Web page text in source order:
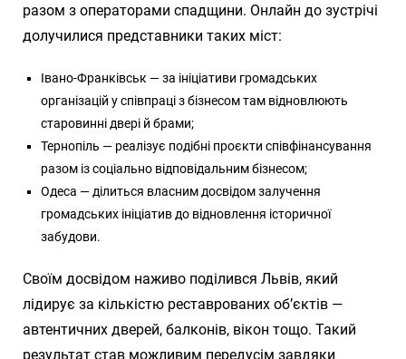
разом з операторами спадщини. Онлайн до зустрічі
долучилися представники таких міст:
Івано-Франківськ — за ініціативи громадських
організацій у співпраці з бізнесом там відновлюють
старовинні двері й брами;
Тернопіль — реалізує подібні проєкти співфінансування
разом із соціально відповідальним бізнесом;
Одеса — ділиться власним досвідом залучення
громадських ініціатив до відновлення історичної
забудови.
Своїм досвідом наживо поділився Львів, який
лідирує за кількістю реставрованих об’єктів —
автентичних дверей, балконів, вікон тощо. Такий
результат став можливим передусім завдяки